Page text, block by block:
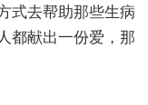
式去帮助那些生病
都献出一份爱，那